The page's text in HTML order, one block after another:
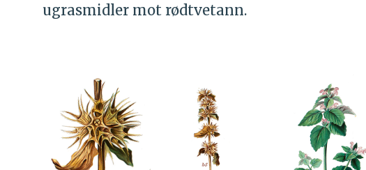
ugrasmidler mot rødtvetann.